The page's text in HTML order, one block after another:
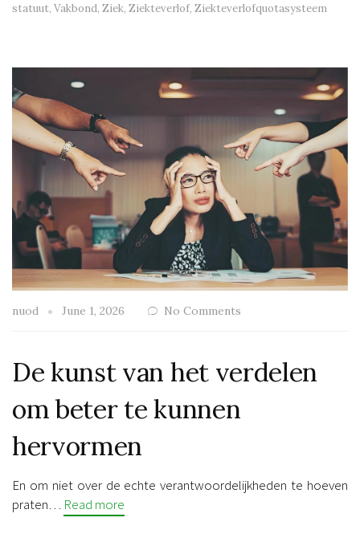
statuut, Vakbond, Ziek, Ziekteverlof, Ziekteverlofquotasysteem
nuod June 1, 2026 No Comments
De kunst van het verdelen
om beter te kunnen
hervormen
En om niet over de echte verantwoordelijkheden te hoeven
praten… Read more